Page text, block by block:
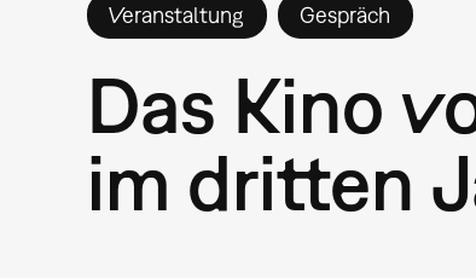
Veranstaltung Gespräch
Das Kino
im dritten